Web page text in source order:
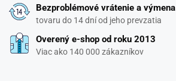
Bezproblémové vrátenie a výmena
tovaru do 14 dní od jeho prevzatia
Overený e-shop od roku 2013
Viac ako 140 000 zákazníkov